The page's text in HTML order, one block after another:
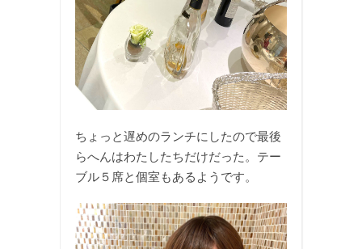
ちょっと遅めのランチにしたので最後
らへんはわたしたちだけだった。テー
ブル５席と個室もあるようです。